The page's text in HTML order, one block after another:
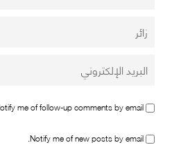
me of follow-up comments by email.
Notify me of new posts by email.